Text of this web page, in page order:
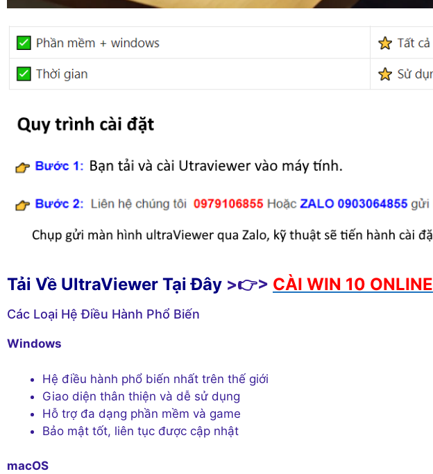
Tải Về UltraViewer Tại Đây >👉> CÀI WIN 10 ONLINE
Các Loại Hệ Điều Hành Phổ Biến
Windows
Hệ điều hành phổ biến nhất trên thế giới
Giao diện thân thiện và dễ sử dụng
Hỗ trợ đa dạng phần mềm và game
Bảo mật tốt, liên tục được cập nhật
macOS